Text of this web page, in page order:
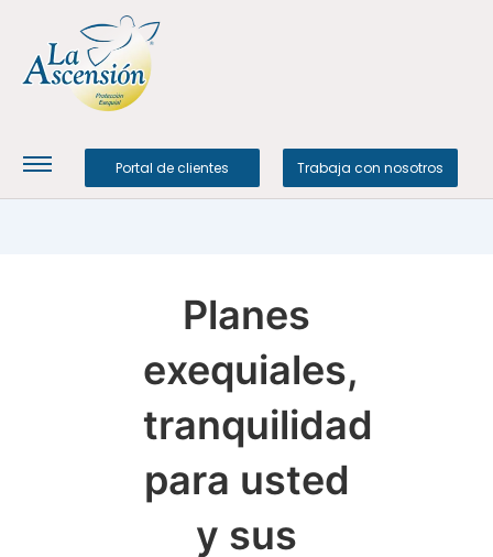
Portal de clientes Trabaja con nosotros
Planes
exequiales,
tranquilidad
para usted
y sus